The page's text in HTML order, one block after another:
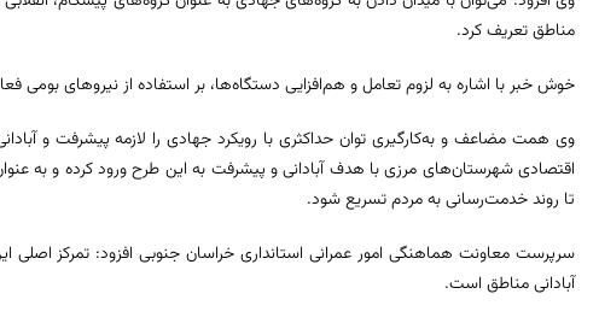
مناطق تعریف کرد.
خوش خبر با اشاره به لزوم تعامل و هم‌افزایی دستگاه‌ها، بر استفاده از نیروهای بومی
وی همت مضاعف و به‌کارگیری توان حداکثری با رویکرد جهادی را لازمه پیشرفت و
اقتصادی شهرستان‌های مرزی با هدف آبادانی و پیشرفت به این طرح ورود کرده و به
تا روند خدمت‌رسانی به مردم تسریع شود.
سرپرست معاونت هماهنگی امور عمرانی استانداری خراسان جنوبی افزود: تمرکز
آبادانی مناطق است.